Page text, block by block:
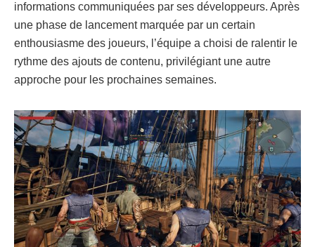
informations communiquées par ses développeurs. Après
une phase de lancement marquée par un certain
enthousiasme des joueurs, l’équipe a choisi de ralentir le
rythme des ajouts de contenu, privilégiant une autre
approche pour les prochaines semaines.